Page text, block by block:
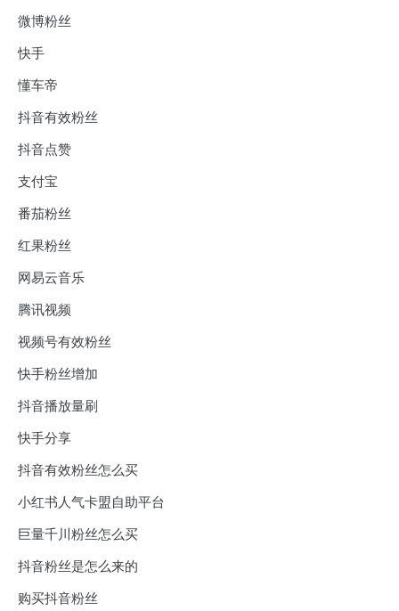
微博粉丝
快手
懂车帝
抖音有效粉丝
抖音点赞
支付宝
番茄粉丝
红果粉丝
网易云音乐
腾讯视频
视频号有效粉丝
快手粉丝增加
抖音播放量刷
快手分享
抖音有效粉丝怎么买
小红书人气卡盟自助平台
巨量千川粉丝怎么买
抖音粉丝是怎么来的
购买抖音粉丝